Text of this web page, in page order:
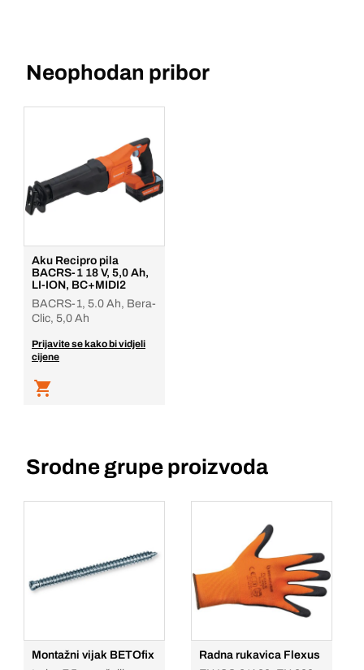
Neophodan pribor
Aku Recipro pila
BACRS-1 18 V, 5,0 Ah,
LI-ION, BC+MIDI2
BACRS-1, 5.0 Ah, Bera-
Clic, 5,0 Ah
Prijavite se kako bi vidjeli
cijene
Srodne grupe proizvoda
Montažni vijak BETOfix
Radna rukavica Flexus